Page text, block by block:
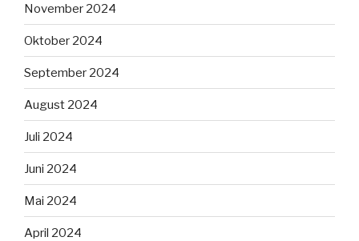
November 2024
Oktober 2024
September 2024
August 2024
Juli 2024
Juni 2024
Mai 2024
April 2024